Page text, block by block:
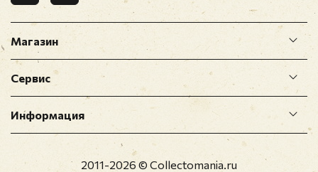
Магазин
Сервис
Информация
2011-2026 © Collectomania.ru